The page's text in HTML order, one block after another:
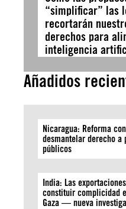
“simplificar” las
recortarán
derechos para
inteligencia
Añadidos
Nicaragua: Reforma
desmantelar derecho a
públicos
India: Las
constituir complicidad
Gaza — nueva